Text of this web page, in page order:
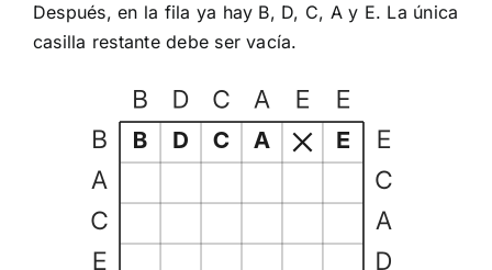
Después, en la fila ya hay B, D, C, A y E. La única
casilla restante debe ser vacía.